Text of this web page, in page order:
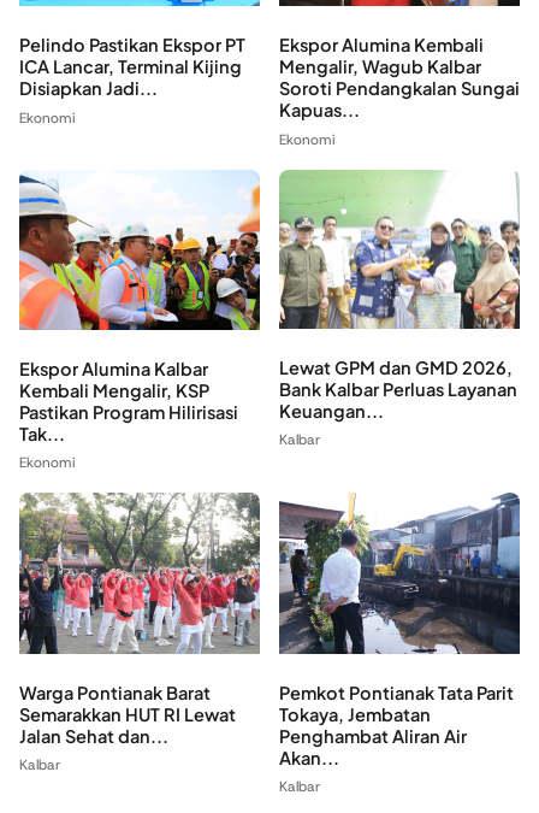
Pelindo Pastikan Ekspor PT
ICA Lancar, Terminal Kijing
Disiapkan Jadi...
Ekonomi
Ekspor Alumina Kembali
Mengalir, Wagub Kalbar
Soroti Pendangkalan Sungai
Kapuas...
Ekonomi
Ekspor Alumina Kalbar
Kembali Mengalir, KSP
Pastikan Program Hilirisasi
Tak...
Ekonomi
Lewat GPM dan GMD 2026,
Bank Kalbar Perluas Layanan
Keuangan...
Kalbar
Warga Pontianak Barat
Semarakkan HUT RI Lewat
Jalan Sehat dan...
Kalbar
Pemkot Pontianak Tata Parit
Tokaya, Jembatan
Penghambat Aliran Air
Akan...
Kalbar